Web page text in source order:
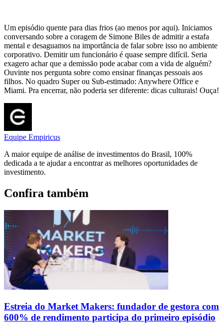
Um episódio quente para dias frios (ao menos por aqui). Iniciamos
conversando sobre a coragem de Simone Biles de admitir a estafa
mental e desaguamos na importância de falar sobre isso no ambiente
corporativo. Demitir um funcionário é quase sempre difícil. Seria
exagero achar que a demissão pode acabar com a vida de alguém?
Ouvinte nos pergunta sobre como ensinar finanças pessoais aos
filhos. No quadro Super ou Sub-estimado: Anywhere Office e
Miami. Pra encerrar, não poderia ser diferente: dicas culturais! Ouça!
Equipe Empiricus
A maior equipe de análise de investimentos do Brasil, 100%
dedicada a te ajudar a encontrar as melhores oportunidades de
investimento.
Confira também
Estreia do Market Makers: fundador de gestora com
600% de rendimento participa do primeiro episódio